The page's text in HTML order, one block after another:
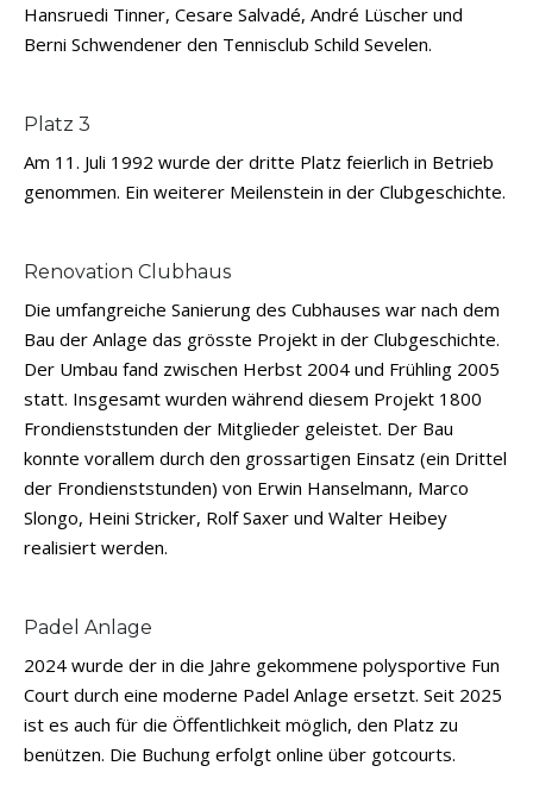
Hansruedi Tinner, Cesare Salvadé, André Lüscher und
Berni Schwendener den Tennisclub Schild Sevelen.
Platz 3
Am 11. Juli 1992 wurde der dritte Platz feierlich in Betrieb
genommen. Ein weiterer Meilenstein in der Clubgeschichte.
Renovation Clubhaus
Die umfangreiche Sanierung des Cubhauses war nach dem
Bau der Anlage das grösste Projekt in der Clubgeschichte.
Der Umbau fand zwischen Herbst 2004 und Frühling 2005
statt. Insgesamt wurden während diesem Projekt 1800
Frondienststunden der Mitglieder geleistet. Der Bau
konnte vorallem durch den grossartigen Einsatz (ein Drittel
der Frondienststunden) von Erwin Hanselmann, Marco
Slongo, Heini Stricker, Rolf Saxer und Walter Heibey
realisiert werden.
Padel Anlage
2024 wurde der in die Jahre gekommene polysportive Fun
Court durch eine moderne Padel Anlage ersetzt. Seit 2025
ist es auch für die Öffentlichkeit möglich, den Platz zu
benützen. Die Buchung erfolgt online über gotcourts.